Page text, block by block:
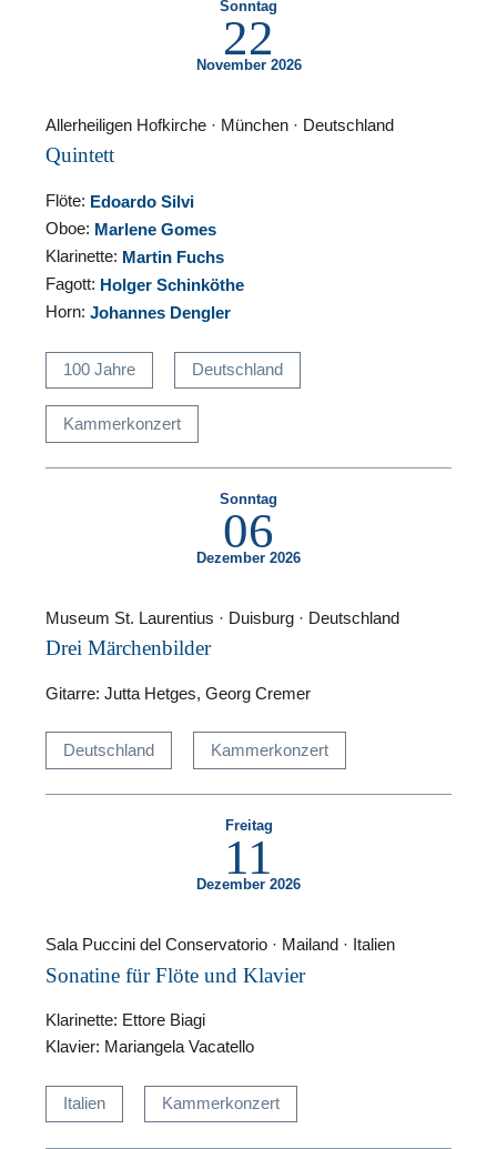
Sonntag
22
November 2026
Allerheiligen Hofkirche · München · Deutschland
Quintett
Flöte: Edoardo Silvi
Oboe: Marlene Gomes
Klarinette: Martin Fuchs
Fagott: Holger Schinköthe
Horn:Johannes Dengler
100 Jahre Deutschland
Kammerkonzert
Sonntag
06
Dezember 2026
Museum St. Laurentius · Duisburg · Deutschland
Drei Märchenbilder
Gitarre: Jutta Hetges, Georg Cremer
Deutschland Kammerkonzert
Freitag
11
Dezember 2026
Sala Puccini del Conservatorio · Mailand · Italien
Sonatine für Flöte und Klavier
Klarinette: Ettore Biagi
Klavier: Mariangela Vacatello
Italien Kammerkonzert